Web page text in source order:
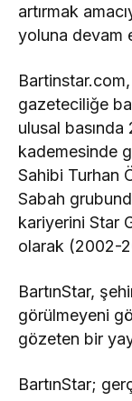
artırmak
yoluna devam
Bartinstar.com,
gazeteciliğe
ulusal
kademesinde
Sahibi Turhan
Sabah
kariyerini Star
olarak (2002-
BartınStar,
görülmeyeni
gözeten bir
BartınStar;